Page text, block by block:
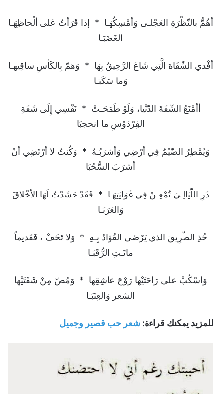
أهُمُّ بالنّظْرَةِ العَجْلـى وَأمْسِكُهَـا * إذا قَرَأتُ عَلى ألْحاظِهَـا
الغَضَبَـا
أفْدي الشّفَاهَ الَّتِي شَاعَ الرَّحِيقُ بِهَا * وَهمّ بِالكَأسِ ساقِيهـا
وَما سَكَبَـا
أأمْنَعُ الشّفَةَ الدّنْيا، وَلَوْ طَمَحَـتْ * نَفْسِي إِلَى شَفَةِ
الفِرْدَوْسِ ما انحجبَا
وَيُمْطِرُ الضّيْمُ فِي أرْضِي وَأشرَبُـهُ * وَكُنتُ لا أرْتَضِي أنْ
أشرَبَ السُّحُبَا
ذَرِ اللّيَالِـيَ تُمْعِـنْ فِي غَوَايَتِهَـا * فَقَدْ حَشَدْتُ لَهَا الأخْلاقَ
وَالعَرَبَـا
خُذِ الطّرِيقَ الذي يَرْضَى الفُؤادُ بِـهِ * وَلا تَخَفْ ، فَقَديماً
ماتَـتِ الرُّقَبَـا
وَاسْكُبْ على رَاحَتَيْها رَوْحَ عاشِقِها * وَمُصّ مِنْ شَفَتَيْها
الشعر وَالعِنَبَـا
للمزيد يمكنك قراءة: شعر حب قصير وجميل